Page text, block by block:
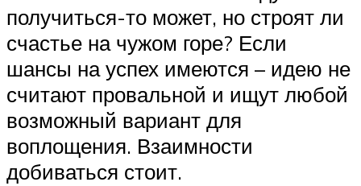
получиться-то может, но строят ли
счастье на чужом горе? Если
шансы на успех имеются – идею не
считают провальной и ищут любой
возможный вариант для
воплощения. Взаимности
добиваться стоит.